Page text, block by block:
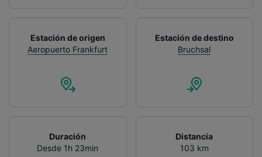
Estación de origen
Aeropuerto Frankfurt
Estación de destino
Bruchsal
Duración
Desde 1h 23min
Distancia
103 km